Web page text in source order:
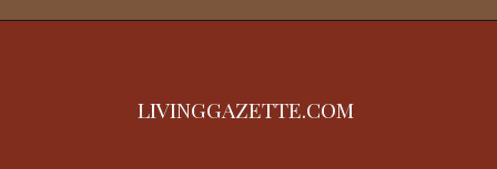
LIVINGGAZETTE.COM